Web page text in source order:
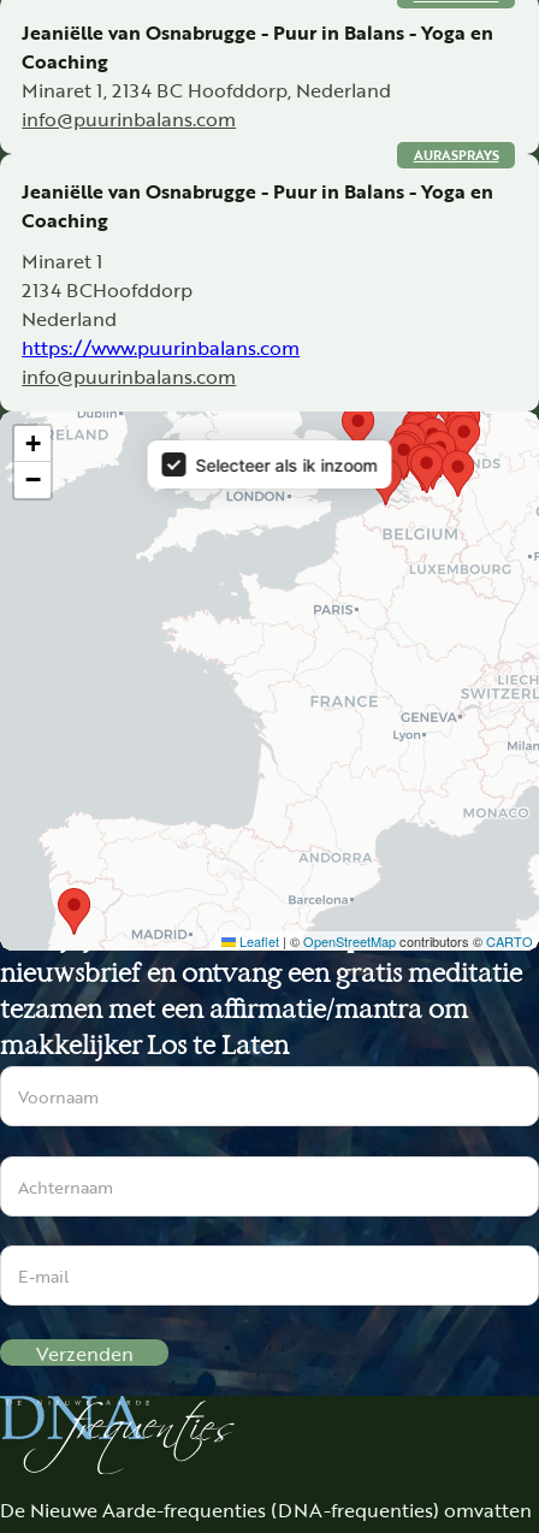
Jeaniëlle van Osnabrugge - Puur in Balans - Yoga en
Coaching
Minaret 1, 2134 BC Hoofddorp, Nederland
info@puurinbalans.com
Jeaniëlle van Osnabrugge - Puur in Balans - Yoga en
Coaching
Minaret 1
2134 BCHoofddorp
Nederland
https://www.puurinbalans.com
info@puurinbalans.com
AURASPRAYS
Map
+
−
Leaflet | ©OpenStreetMapcontributors ©CARTO
Selecteer als ik inzoom
Schrijf je in voor de DNA-frequenties
nieuwsbrief en ontvang een gratis meditatie
tezamen met een affirmatie/mantra om
makkelijker Los te Laten
Sectie
Verzenden
De Nieuwe Aarde-frequenties (DNA-frequenties) omvatten